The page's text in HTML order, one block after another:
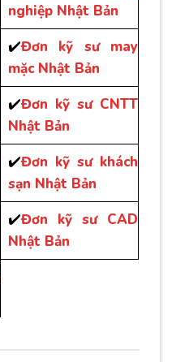
nghiệp Nhật Bản
✔️Đơn kỹ sư may
mặc Nhật Bản
✔️Đơn kỹ sư CNTT
Nhật Bản
✔️Đơn kỹ sư khách
sạn Nhật Bản
✔️Đơn kỹ sư CAD
Nhật Bản